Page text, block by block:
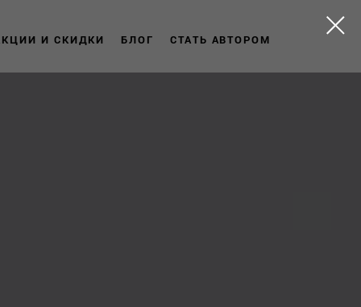
И СКИДКИ БЛОГ СТАТЬ АВТОРОМ